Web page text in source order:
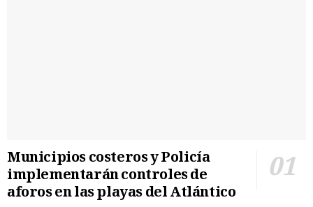
Municipios costeros y Policía
implementarán controles de
aforos en las playas del Atlántico